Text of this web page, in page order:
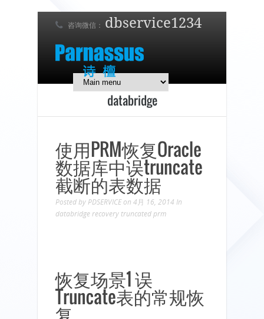
咨询微信： dbservice1234
7 x 24 在线支持！
简体中文 日本語
databridge
使用PRM恢复Oracle
数据库中误truncate
截断的表数据
Posted by PDSERVICE on 4月 16, 2014 In
databridge recovery truncated prm
恢复场景1 误
Truncate表的常规恢